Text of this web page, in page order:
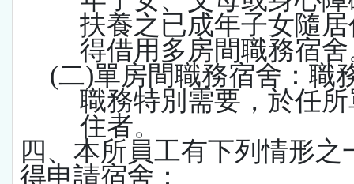
扶養之已成年子女隨
得借用多房間職務宿舍
(二)單房間職務宿舍：職
職務特別需要，於任
住者。
四、本所員工有下列情形之
得申請宿舍：